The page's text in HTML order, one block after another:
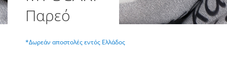
Παρεό
*Δωρεάν αποστολές εντός Ελλάδος